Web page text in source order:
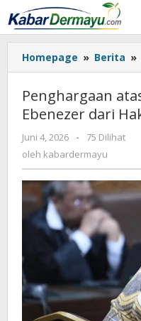
Lewati
ke
konten
Homepage » Berita »
Penghargaan
Ebenezer dari
Juni 4, 2026
oleh
kabardermayu
-
75 Dilihat
oleh kabardermayu